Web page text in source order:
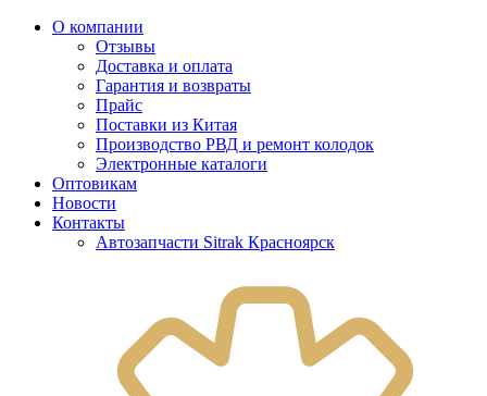
О компании
Отзывы
Доставка и оплата
Гарантия и возвраты
Прайс
Поставки из Китая
Производство РВД и ремонт колодок
Электронные каталоги
Оптовикам
Новости
Контакты
Автозапчасти Sitrak Красноярск